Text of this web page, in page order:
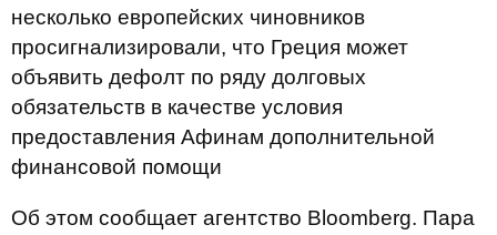
несколько европейских чиновников
просигнализировали, что Греция может
объявить дефолт по ряду долговых
обязательств в качестве условия
предоставления Афинам дополнительной
финансовой помощи
Об этом сообщает агентство Bloomberg. Пара